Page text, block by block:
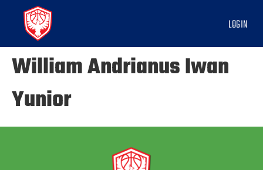
LOGIN
William Andrianus Iwan
Yunior